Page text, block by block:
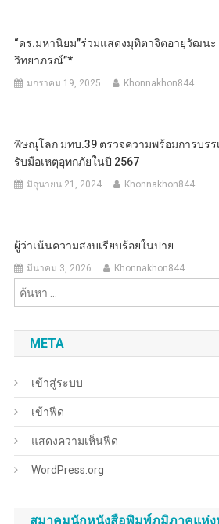
“ดร.มหานิยม”ร่วมแสดงมุทิตาจิตอายุวัฒนะ
วิทยาภรณ์”*
มกราคม 19, 2025 Khonnakhon844
พิษณุโลก มทบ.39 ตรวจความพร้อมการบรร
รับมือเหตุอุทกภัยในปี 2567
มิถุนายน 21, 2024 Khonnakhon844
ผู้ว่าเน้นความสงบเรียบร้อยในปาย
มีนาคม 3, 2026 Khonnakhon844
META
เข้าสู่ระบบ
เข้าฟีด
แสดงความเห็นฟีด
WordPress.org
สมาคมนักหนังสือพิมพ์ภูมิภาคแห่ง